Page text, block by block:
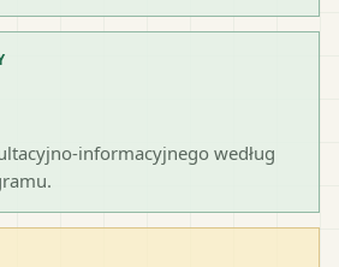
informacyjnego według